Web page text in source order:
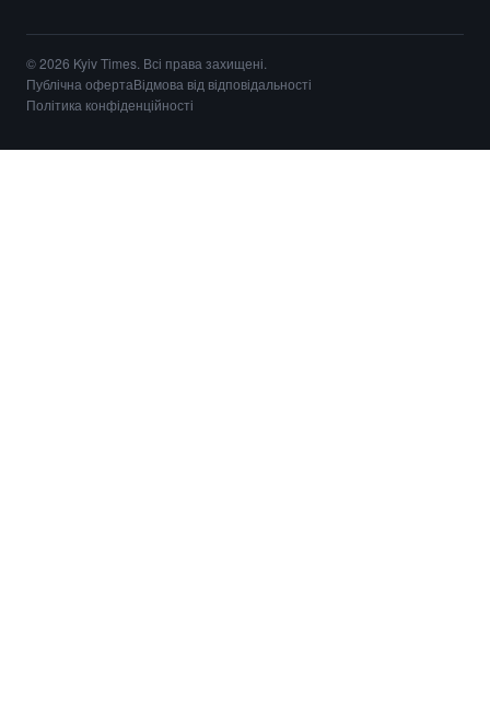
© 2026 Kyiv Times. Всі права захищені.
Публічна офертаВідмова від відповідальності
Політика конфіденційності